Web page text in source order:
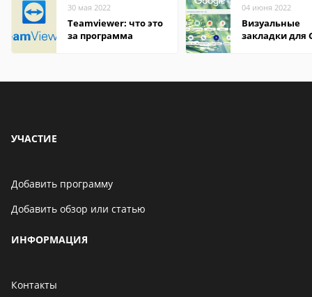
30 мая 2022
Teamviewer: что это
за программа
04 июня 2022
Визуальные
закладки для
УЧАСТИЕ
Добавить программу
Добавить обзор или статью
ИНФОРМАЦИЯ
Контакты